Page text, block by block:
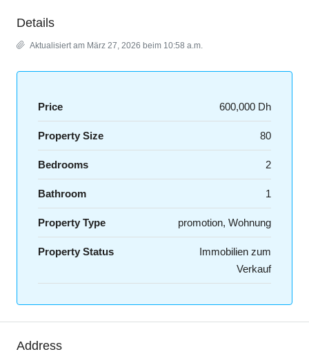
Details
Aktualisiert am März 27, 2026 beim 10:58 a.m.
Price 600,000 Dh
Property Size 80
Bedrooms 2
Bathroom 1
Property Type promotion, Wohnung
Property Status
Immobilien zum
Verkauf
Address